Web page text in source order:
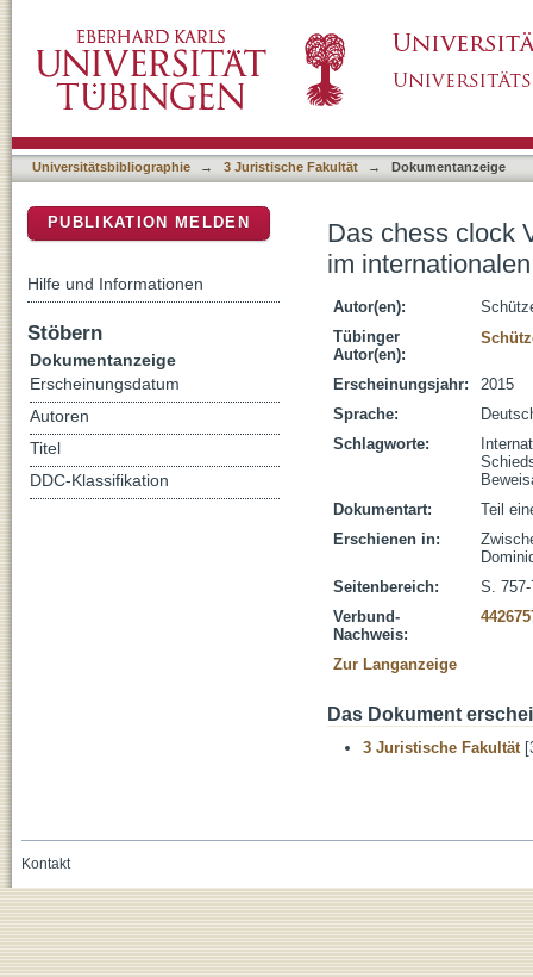
Schiedsverfahren
Universitätsbibliographie → 3 Juristische Fakultät → Dokumentanzeige
Das chess clock
im
Autor(en):
Tübinger
Autor(en):
Erscheinungsjahr:
2015
Sprache:
Schlagworte:
Dokumentart:
Teil
Erschienen in:
Seitenbereich:
S.
Verbund-
Nachweis:
Zur Langanzeige
Das Dokument
3 Juristische Fakultät
PUBLIKATION MELDEN
Hilfe und Informationen
Stöbern
Dokumentanzeige
Erscheinungsdatum
Autoren
Titel
DDC-Klassifikation
Kontakt